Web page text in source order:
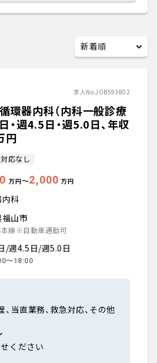
均年収
求人No.JOB593802
環器内科（内科一般診療
・週4.5日・週5.0日、年収
円
応なし
万円〜2,000 万円
科
山市
線※自動車通勤可
/週4.5日/週5.0日
〜18:00
、当直業務、救急対応、その他
ください